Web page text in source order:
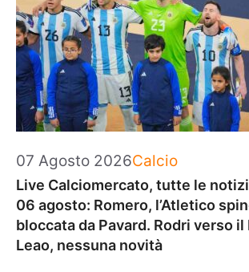
07 Agosto 2026Categorie
Calcio
Live Calciomercato, tutte le
06 agosto: Romero, l’Atletico
bloccata da Pavard. Rodri verso il
Leao, nessuna novità